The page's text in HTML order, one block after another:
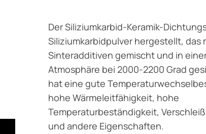
Der Siliziumkarbid-Keramik-
Siliziumkarbidpulver hergestellt, das
Sinteradditiven gemischt und in
Atmosphäre bei 2000-2200 Grad
hat eine gute
hohe Wärmeleitfähigkeit, hohe
Temperaturbeständigkeit,
und andere Eigenschaften.